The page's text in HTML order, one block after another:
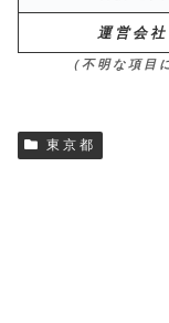
運営会社
（不明な項目
東京都